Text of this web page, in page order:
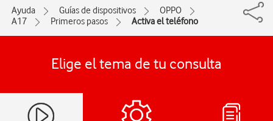
Ayuda Guías de dispositivos
OPPO
A17
Primeros pasos Activa el teléfono
Elige el tema de tu consulta